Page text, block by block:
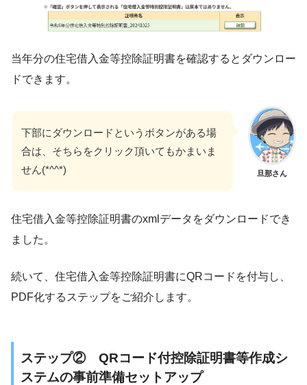
当年分の住宅借入金等控除証明書を確認するとダウンロー
ドできます。
旦那さん
下部にダウンロードというボタンがある場
合は、そちらをクリック頂いてもかまいま
せん(*^^*)
住宅借入金等控除証明書のxmlデータをダウンロードでき
ました。
続いて、住宅借入金等控除証明書にQRコードを付与し、
PDF化するステップをご紹介します。
ステップ② QRコード付控除証明書等作成シ
ステムの事前準備セットアップ